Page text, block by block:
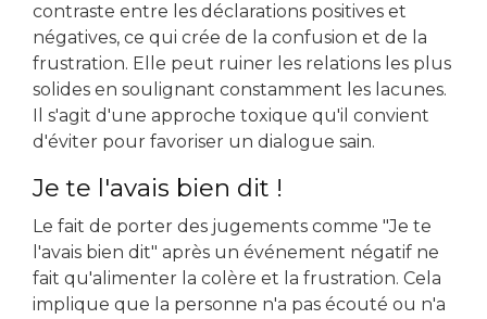
contraste entre les déclarations positives et
négatives, ce qui crée de la confusion et de la
frustration. Elle peut ruiner les relations les plus
solides en soulignant constamment les lacunes.
Il s'agit d'une approche toxique qu'il convient
d'éviter pour favoriser un dialogue sain.
Je te l'avais bien dit !
Le fait de porter des jugements comme "Je te
l'avais bien dit" après un événement négatif ne
fait qu'alimenter la colère et la frustration. Cela
implique que la personne n'a pas écouté ou n'a